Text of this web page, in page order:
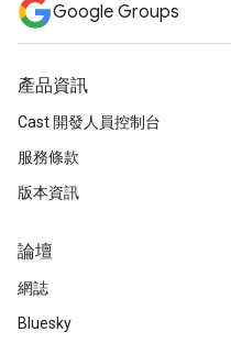
Google Groups
產品資訊
Cast 開發人員控制台
服務條款
版本資訊
論壇
網誌
Bluesky